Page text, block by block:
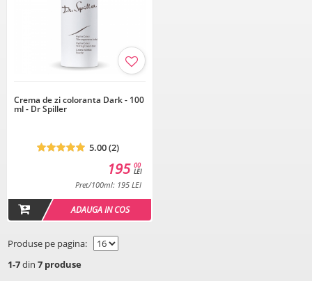
Crema de zi coloranta Dark - 100
ml - Dr Spiller
5.00 (2)
00
LEI
195
Pret/100ml: 195 LEI
ADAUGA IN COS
Produse pe pagina:
1-7din 7 produse